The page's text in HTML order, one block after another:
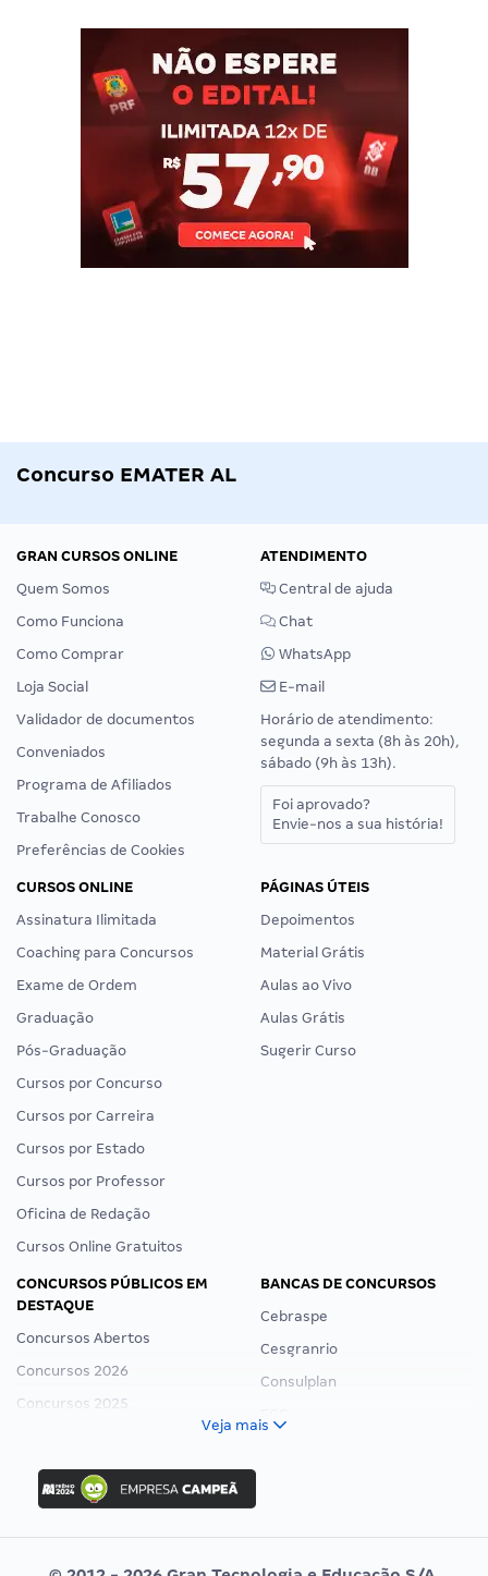
Concurso EMATER AL
GRAN CURSOS ONLINE
Quem Somos
Como Funciona
Como Comprar
Loja Social
Validador de documentos
Conveniados
Programa de Afiliados
Trabalhe Conosco
Preferências de Cookies
ATENDIMENTO
Central de ajuda
Chat
WhatsApp
E-mail
Horário de atendimento:
segunda a sexta (8h às 20h),
sábado (9h às 13h).
Foi aprovado?
Envie-nos a sua história!
CURSOS ONLINE
Assinatura Ilimitada
Coaching para Concursos
Exame de Ordem
Graduação
Pós-Graduação
Cursos por Concurso
Cursos por Carreira
Cursos por Estado
Cursos por Professor
Oficina de Redação
Cursos Online Gratuitos
PÁGINAS ÚTEIS
Depoimentos
Material Grátis
Aulas ao Vivo
Aulas Grátis
Sugerir Curso
CONCURSOS PÚBLICOS EM
DESTAQUE
Concursos Abertos
Concursos 2026
Concursos 2025
Concurso Ibama
Concurso MPU
Editais publicados
BANCAS DE CONCURSOS
Cebraspe
Cesgranrio
Consulplan
Veja mais